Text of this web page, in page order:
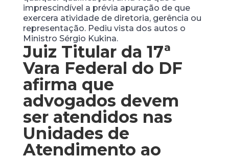
imprescindível a prévia apuração de que
exercera atividade de diretoria, gerência ou
representação. Pediu vista dos autos o
Ministro Sérgio Kukina.
Juiz Titular da 17ª
Vara Federal do DF
afirma que
advogados devem
ser atendidos nas
Unidades de
Atendimento ao